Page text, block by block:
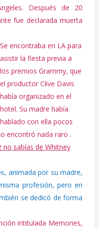
Después de 20
fue declarada muerta
Se encontraba en LA para
asistir la fiesta previa a
los premios Grammy, que
el productor Clive Davis
había organizado en el
hotel. Su madre había
hablado con ella pocos
encontró nada raro .
no sabías de Whitney
animada por su madre,
profesión, pero en
se dedicó de forma
intitulada Memories,